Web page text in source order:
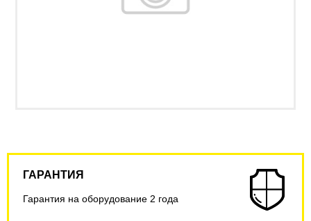
ГАРАНТИЯ
Гарантия на оборудование 2 года